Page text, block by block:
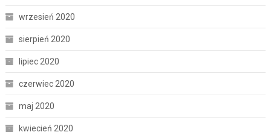
wrzesień 2020
sierpień 2020
lipiec 2020
czerwiec 2020
maj 2020
kwiecień 2020